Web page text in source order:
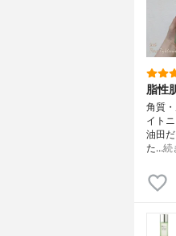
脂性
角質
イト
油田
た…続